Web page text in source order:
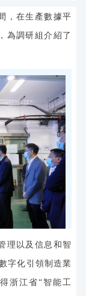
，在生產數據平
為調研組介紹了
理以及信息和智
字化引領制造業
浙江省“智能工